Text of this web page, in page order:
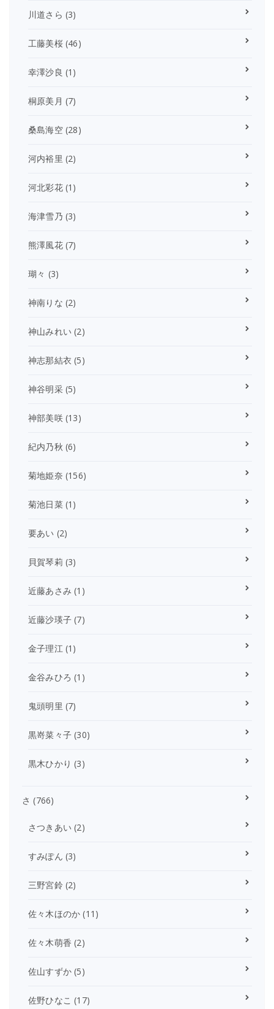
川道さら (3)
工藤美桜(46)
幸澤沙良 (1)
桐原美月 (7)
桑島海空(28)
河内裕里 (2)
河北彩花(1)
海津雪乃 (3)
熊澤風花(7)
瑚々 (3)
神南りな (2)
神山みれい (2)
神志那結衣 (5)
神谷明采(5)
神部美咲(13)
紀内乃秋 (6)
菊地姫奈 (156)
菊池日菜(1)
要あい (2)
貝賀琴莉 (3)
近藤あさみ (1)
近藤沙瑛子 (7)
金子理江 (1)
金谷みひろ (1)
鬼頭明里 (7)
黒嵜菜々子 (30)
黒木ひかり (3)
さ (766)
さつきあい (2)
すみぽん (3)
三野宮鈴(2)
佐々木ほのか (11)
佐々木萌香 (2)
佐山すずか (5)
佐野ひなこ (17)